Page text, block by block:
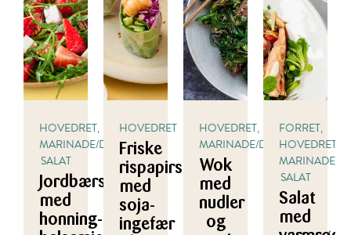
HOVEDRET,
MARINADE/DRESSING,
SALAT
Jordbærsalat
med
honning-
HOVEDRET
Friske
rispapirsruller
med
soja-
ingefær
HOVEDRET,
MARINADE/DRESSING
Wok
med
nudler
og
FORRET,
HOVEDRET,
MARINADE/
SALAT
Salat
med